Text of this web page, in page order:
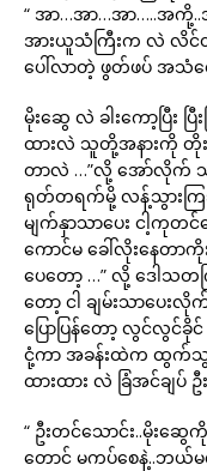
“ အာ…အာ…အာ…..အကို့
အားယူသံကြီးက လဲ လိင်
ပေါ်လာတဲ့ ဖွတ်ဖပ် အသံတွ
မိုးဆွေ လဲ ခါးကော့ပြီး ပ
ထားလဲ သူတို့အနားကို တိုး
တာလဲ …”လို့ အော်လိုက် သ
ရုတ်တရက်မို့ လန့်သွားကြ
မျက်နှာသာပေး ငါ့ကုတ
ကောင်မ ခေါ်လိုးနေတာ
ပေတော့ …” လို့ ဒေါသ
တော့ ငါ ချမ်းသာပေး
ပြောပြန်တော့ လွင်လွင်
ငုံ့ကာ အခန်းထဲက ထွက်သွာ
ထားထား လဲ ခြံအင်ချပ်
“ ဦးတင်သောင်း..မိုးဆွ
တောင် မကပ်စေနဲ့..ဘယ်